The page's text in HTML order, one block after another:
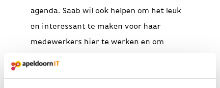
agenda. Saab wil ook helpen om het leuk
en interessant te maken voor haar
medewerkers hier te werken en om